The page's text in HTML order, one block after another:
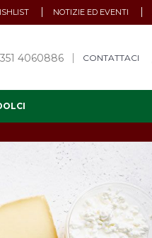
NOTIZIE ED EVENTI
4060886 CONTATTACI